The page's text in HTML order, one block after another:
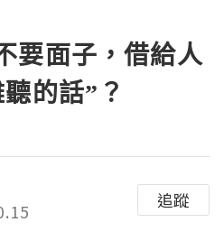
要面子，借給人
的話”？
追蹤